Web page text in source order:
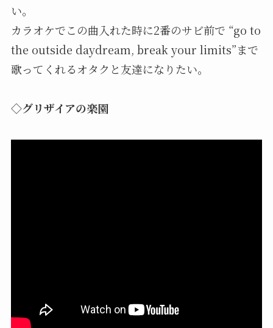
い。
カラオケでこの曲入れた時に2番のサビ前で “go to
the outside daydream, break your limits”まで
歌ってくれるオタクと友達になりたい。
◇グリザイアの楽園